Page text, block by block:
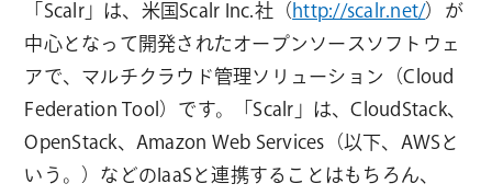
「Scalr」は、米国Scalr Inc.社（ http://scalr.net/）が
中心となって開発されたオープンソースソフトウェ
アで、マルチクラウド管理ソリューション（Cloud
Federation Tool）です。「Scalr」は、CloudStack、
OpenStack、Amazon Web Services（以下、AWSと
いう。）などのIaaSと連携することはもちろん、